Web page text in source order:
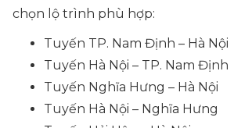
chọn lộ trình phù hợp:
Tuyến TP. Nam Định – Hà Nội
Tuyến Hà Nội – TP. Nam Định
Tuyến Nghĩa Hưng – Hà Nội
Tuyến Hà Nội – Nghĩa Hưng